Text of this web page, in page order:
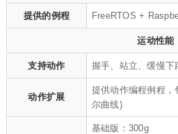
提供的例程 FreeRTOS +
运动性能
支持动作 握手、站立、缓慢
动作扩展
提供动作编程例程
尔曲线)
基础版：300g